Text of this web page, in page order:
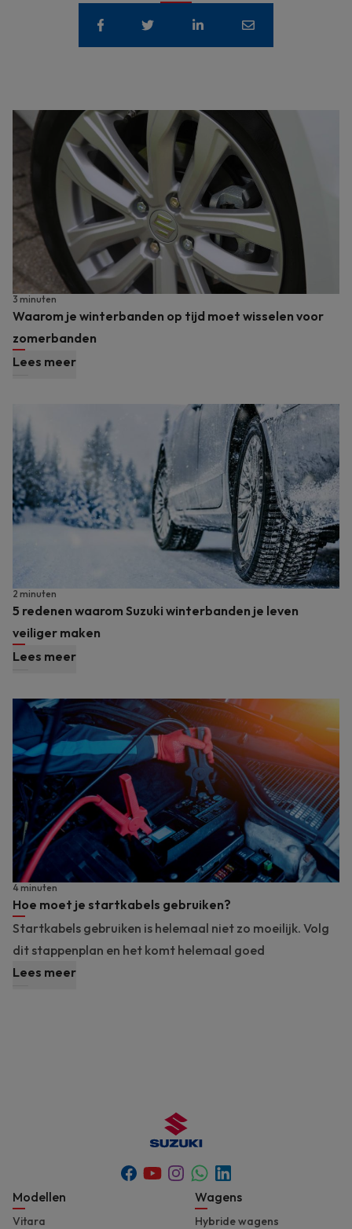
Waarom je winterbanden op tijd moet wisselen voor
zomerbanden
3 minuten
Lees meer
5 redenen waarom Suzuki winterbanden je leven
veiliger maken
2 minuten
Lees meer
Hoe moet je startkabels gebruiken?
4 minuten
Startkabels gebruiken is helemaal niet zo moeilijk. Volg
dit stappenplan en het komt helemaal goed
Lees meer
Facebook
YoutubeInstagram
Whatsapp
Linkedin
Footer
Modellen
Vitara
Wagens
Hybride wagens